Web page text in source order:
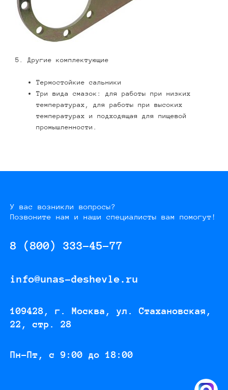
5. Другие комплектующие
Термостойкие сальники
Три вида смазок: для работы при низких
температурах, для работы при высоких
температурах и подходящая для пищевой
промышленности.
У вас возникли вопросы?
Позвоните нам и наши специалисты вам помогут!
8 (800) 333-45-77
info@unas-deshevle.ru
109428, г. Москва, ул. Стахановская,
22, стр. 28
Пн-Пт, с 9:00 до 18:00